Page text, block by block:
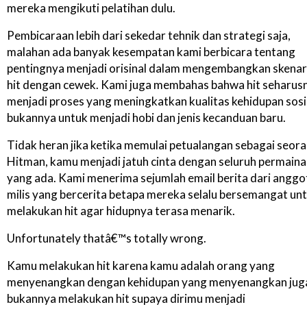
mereka mengikuti pelatihan dulu.
Pembicaraan lebih dari sekedar tehnik dan strategi saja,
malahan ada banyak kesempatan kami berbicara tentang
pentingnya menjadi orisinal dalam mengembangkan
hit dengan cewek. Kami juga membahas bahwa hit
menjadi proses yang meningkatkan kualitas kehidupan
bukannya untuk menjadi hobi dan jenis kecanduan baru.
Tidak heran jika ketika memulai petualangan sebagai
Hitman, kamu menjadi jatuh cinta dengan seluruh
yang ada. Kami menerima sejumlah email berita dari
milis yang bercerita betapa mereka selalu bersemangat
melakukan hit agar hidupnya terasa menarik.
Unfortunately thatâ€™s totally wrong.
Kamu melakukan hit karena kamu adalah orang yang
menyenangkan dengan kehidupan yang menyenangkan
bukannya melakukan hit supaya dirimu menjadi